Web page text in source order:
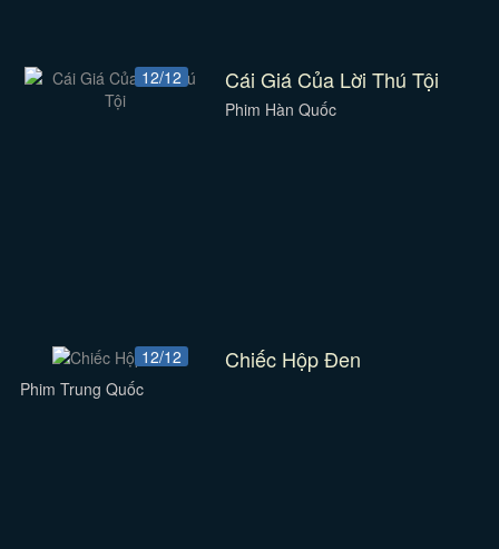
12/12 Cái Giá Của Lời Thú Tội
Phim Hàn Quốc
12/12 Chiếc Hộp Đen
Phim Trung Quốc